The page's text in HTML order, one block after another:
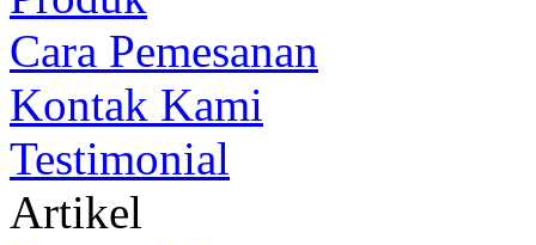
Cara Pemesanan
Kontak Kami
Testimonial
Artikel